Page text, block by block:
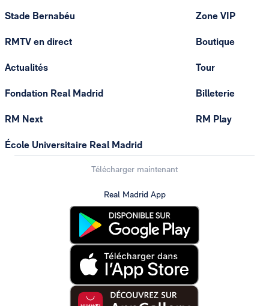
Stade Bernabéu
RMTV en direct
Actualités
Fondation Real Madrid
RM Next
École Universitaire Real Madrid
Zone VIP
Boutique
Tour
Billeterie
RM Play
Télécharger maintenant
Real Madrid App